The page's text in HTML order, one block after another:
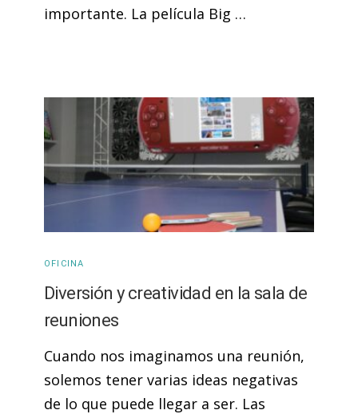
importante. La película Big …
OFICINA
Diversión y creatividad en la sala de
reuniones
Cuando nos imaginamos una reunión,
solemos tener varias ideas negativas
de lo que puede llegar a ser. Las